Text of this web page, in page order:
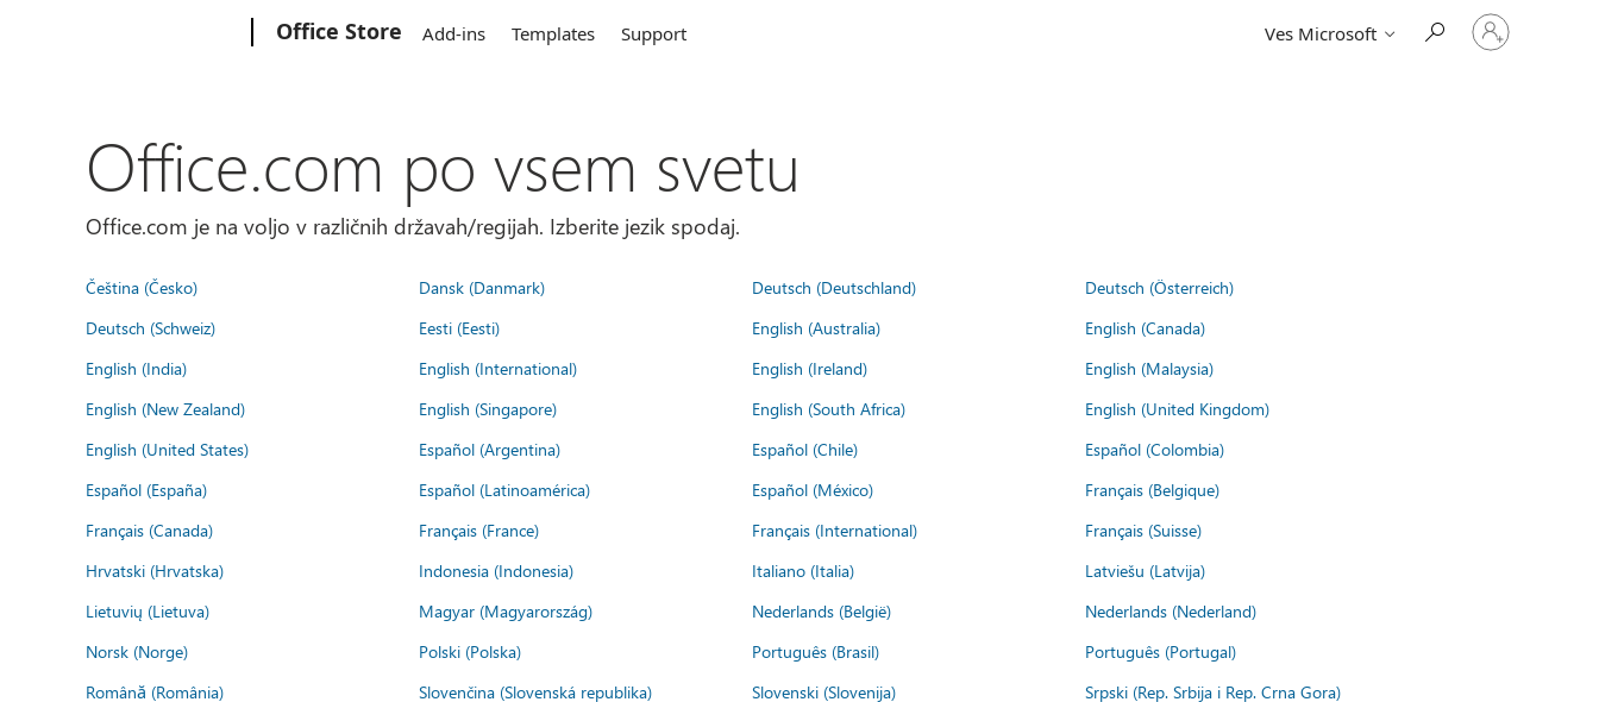
Office Store Add-ins Templates Support Ves Microsoft
Vpišite
se
Office.com po vsem svetu
Office.com je na voljo v različnih državah/regijah. Izberite jezik spodaj.
Čeština (Česko) Dansk (Danmark) Deutsch (Deutschland)
Deutsch (Österreich)
Deutsch (Schweiz)
Eesti (Eesti) English (Australia)
English (Canada)
English (India)
English (International) English (Ireland)
English (Malaysia)
English (New Zealand)
English (Singapore) English (South Africa)
English (United Kingdom)
English (United States)
Español (Argentina) Español (Chile)
Español (Colombia)
Español (España)
Español (Latinoamérica) Español (México)
Français (Belgique)
Français (Canada)
Français (France) Français (International)
Français (Suisse)
Hrvatski (Hrvatska)
Indonesia (Indonesia) Italiano (Italia)
Latviešu (Latvija)
Lietuvių (Lietuva)
Magyar (Magyarország) Nederlands (België)
Nederlands (Nederland)
Norsk (Norge)
Polski (Polska) Português (Brasil)
Português (Portugal)
Română (România)
Slovenčina (Slovenská republika) Slovenski (Slovenija)
Srpski (Rep. Srbija i Rep. Crna Gora)